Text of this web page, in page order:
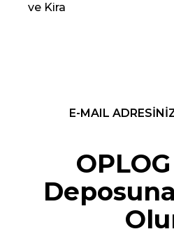
ve Kira
E-MAIL